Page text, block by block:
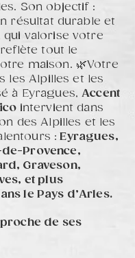
Son objectif :
résultat durable et
qui valorise votre
tout le
maison. 🌿Votre
les Alpilles et les
à Eyragues,Accent
intervient dans
des Alpilles et les
: Eyragues,
Provence,
Graveson,
et plus
le Pays d’Arles.
de ses